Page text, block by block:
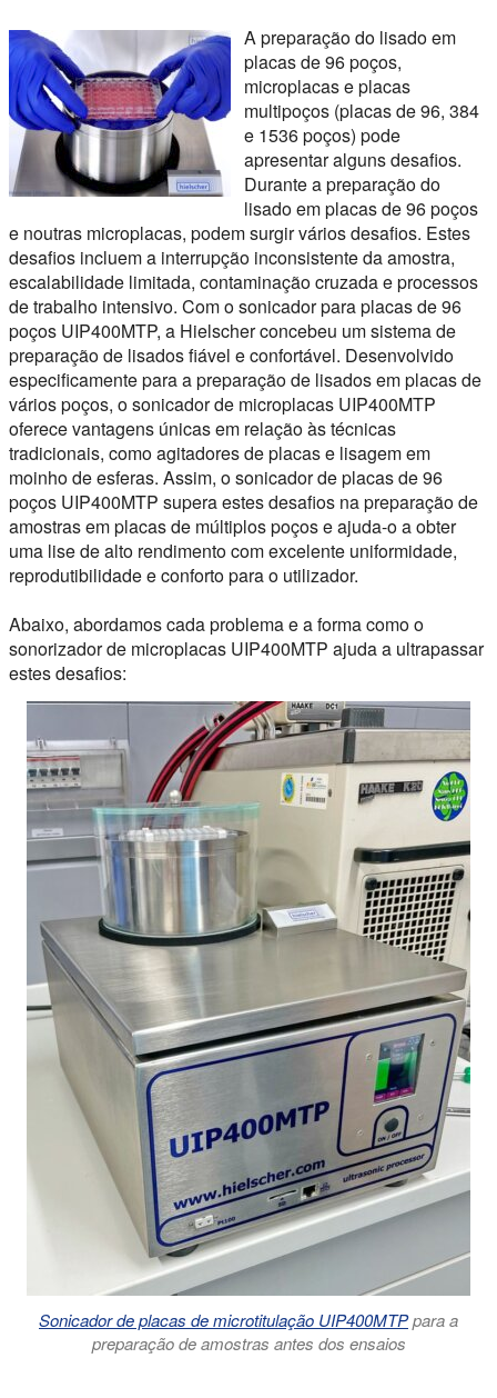
A preparação do lisado em
placas de 96 poços,
microplacas e placas
multipoços (placas de 96, 384
e 1536 poços) pode
apresentar alguns desafios.
Durante a preparação do
lisado em placas de 96 poços
e noutras microplacas, podem surgir vários desafios. Estes
desafios incluem a interrupção inconsistente da amostra,
escalabilidade limitada, contaminação cruzada e processos
de trabalho intensivo. Com o sonicador para placas de 96
poços UIP400MTP, a Hielscher concebeu um sistema de
preparação de lisados fiável e confortável. Desenvolvido
especificamente para a preparação de lisados em placas de
vários poços, o sonicador de microplacas UIP400MTP
oferece vantagens únicas em relação às técnicas
tradicionais, como agitadores de placas e lisagem em
moinho de esferas. Assim, o sonicador de placas de 96
poços UIP400MTP supera estes desafios na preparação de
amostras em placas de múltiplos poços e ajuda-o a obter
uma lise de alto rendimento com excelente uniformidade,
reprodutibilidade e conforto para o utilizador.
Abaixo, abordamos cada problema e a forma como o
sonorizador de microplacas UIP400MTP ajuda a ultrapassar
estes desafios:
Sonicador de placas de microtitulação UIP400MTPpara a
preparação de amostras antes dos ensaios